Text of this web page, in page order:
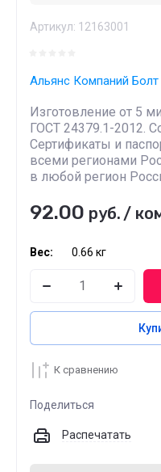
Артикул: 12163001
Альянс Компаний
Изготовление от 5
ГОСТ 24379.1-2012.
Сертификаты и
всеми регионами
в любой регион
92.00 руб. /
Вес: 0.66 кг
К сравнению
Поделиться
Распечатать